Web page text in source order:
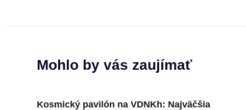
Mohlo by vás zaujímať
Kosmický pavilón na VDNKh: Najväčšia